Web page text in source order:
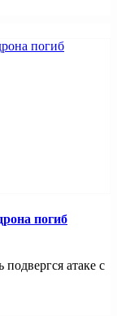
погиб
атаке с